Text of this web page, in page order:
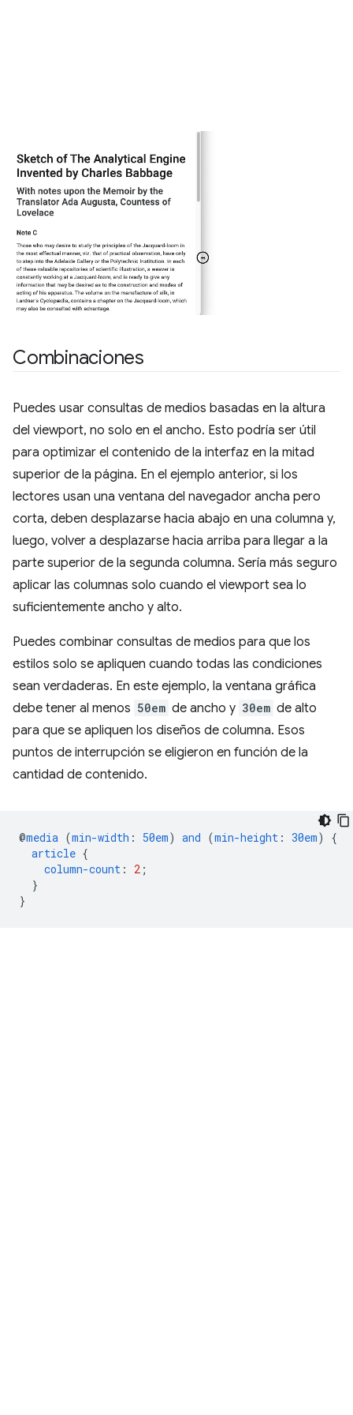
Combinaciones
Puedes usar consultas de medios basadas en la altura
del viewport, no solo en el ancho. Esto podría ser útil
para optimizar el contenido de la interfaz en la mitad
superior de la página. En el ejemplo anterior, si los
lectores usan una ventana del navegador ancha pero
corta, deben desplazarse hacia abajo en una columna y,
luego, volver a desplazarse hacia arriba para llegar a la
parte superior de la segunda columna. Sería más seguro
aplicar las columnas solo cuando el viewport sea lo
suficientemente ancho y alto.
Puedes combinar consultas de medios para que los
estilos solo se apliquen cuando todas las condiciones
sean verdaderas. En este ejemplo, la ventana gráfica
debe tener al menos 50em de ancho y 30em de alto
para que se apliquen los diseños de columna. Esos
puntos de interrupción se eligieron en función de la
cantidad de contenido.
@media (min-width : 50em) and (min-height : 30em)
{
article {
column-count : 2 ;
}
}